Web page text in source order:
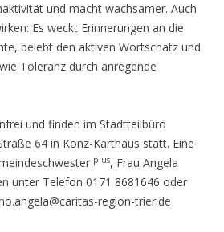
und macht wachsamer. Auch
Es weckt Erinnerungen an die
belebt den aktiven Wortschatz und
Toleranz durch anregende
und finden im Stadtteilbüro
64 in Konz-Karthaus statt. Eine
plus, Frau Angela
unter Telefon 0171 8681646 oder
region-trier.de